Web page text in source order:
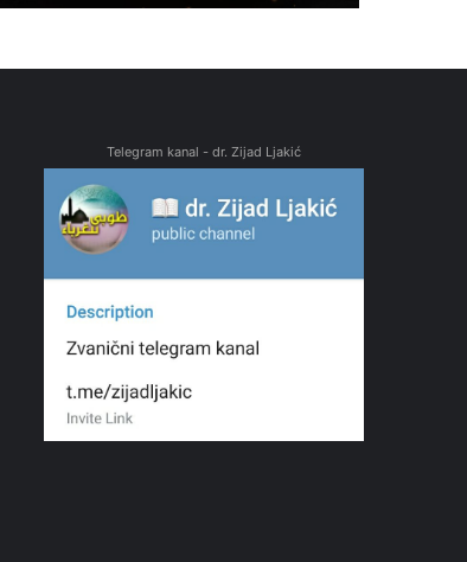
Telegram kanal - dr. Zijad Ljakić